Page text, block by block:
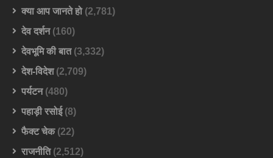
क्या आप जानते हो(2,781)
देव दर्शन(160)
देवभूमि की बात(3,332)
देश-विदेश(2,709)
पर्यटन(480)
पहाड़ी रसोई(8)
फैक्ट चेक(22)
राजनीति(2,512)